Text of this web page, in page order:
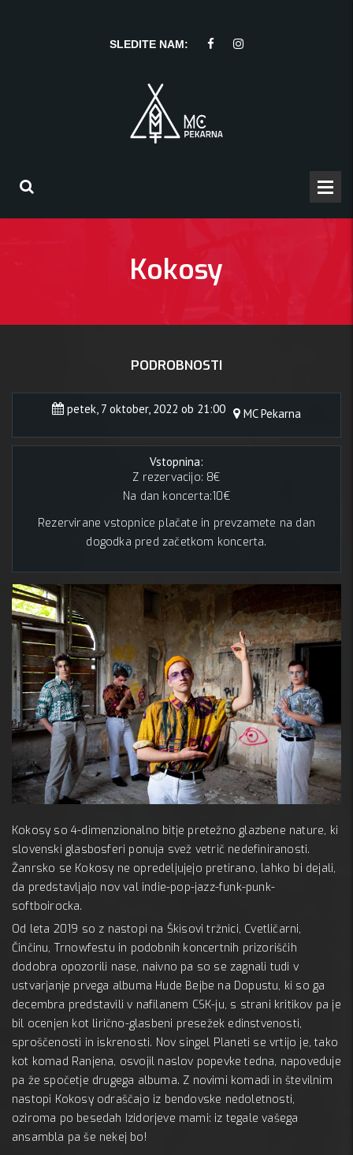
SLEDITE NAM:
Kokosy
PODROBNOSTI
petek, 7 oktober, 2022 ob 21:00 MC Pekarna
Vstopnina:
Z rezervacijo: 8€
Na dan koncerta:10€
Rezervirane vstopnice plačate in prevzamete na dan
dogodka pred začetkom koncerta.
Kokosy so 4-dimenzionalno bitje pretežno glazbene nature, ki
slovenski glasbosferi ponuja svež vetrič nedefiniranosti.
Žanrsko se Kokosy ne opredeljujejo pretirano, lahko bi dejali,
da predstavljajo nov val indie-pop-jazz-funk-punk-
softboirocka.
Od leta 2019 so z nastopi na Škisovi tržnici, Cvetličarni,
Činčinu, Trnowfestu in podobnih koncertnih prizoriščih
dodobra opozorili nase, naivno pa so se zagnali tudi v
ustvarjanje prvega albuma Hude Bejbe na Dopustu, ki so ga
decembra predstavili v nafilanem CSK-ju, s strani kritikov pa je
bil ocenjen kot lirično-glasbeni presežek edinstvenosti,
sproščenosti in iskrenosti. Nov singel Planeti se vrtijo je, tako
kot komad Ranjena, osvojil naslov popevke tedna, napoveduje
pa že spočetje drugega albuma. Z novimi komadi in številnim
nastopi Kokosy odraščajo iz bendovske nedoletnosti,
oziroma po besedah Izidorjeve mami: iz tegale vašega
ansambla pa še nekej bo!